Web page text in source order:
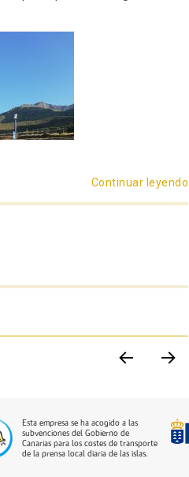
Continuar leyendo
RIOR
Esta empresa se ha acogido a las
subvenciones del Gobierno de
Canarias para los costes de transporte
de la prensa local diaria de las islas.